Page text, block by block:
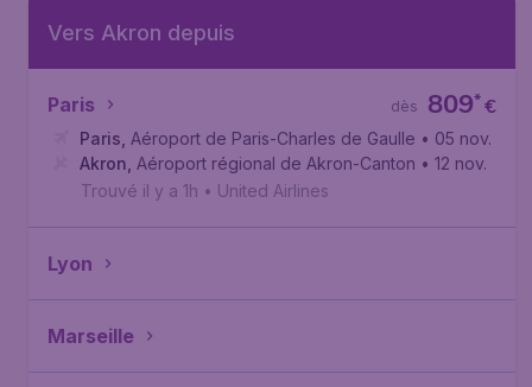
Vers Akron depuis
Paris €
809*
dès
Paris Aéroport de Paris-Charles de Gaulle • 05 nov.
Akron Aéroport régional de Akron-Canton • 12 nov.
Trouvé il y a 1h • United Airlines
Lyon
Marseille